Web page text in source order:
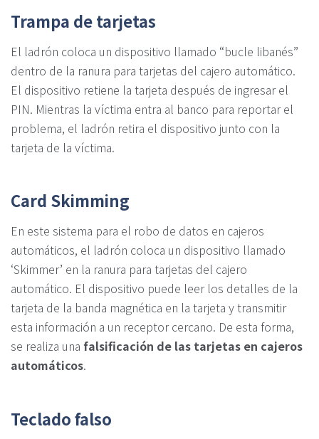
Trampa de tarjetas
El ladrón coloca un dispositivo llamado “bucle libanés”
dentro de la ranura para tarjetas del cajero automático.
El dispositivo retiene la tarjeta después de ingresar el
PIN. Mientras la víctima entra al banco para reportar el
problema, el ladrón retira el dispositivo junto con la
tarjeta de la víctima.
Card Skimming
En este sistema para el robo de datos en cajeros
automáticos, el ladrón coloca un dispositivo llamado
‘Skimmer’ en la ranura para tarjetas del cajero
automático. El dispositivo puede leer los detalles de la
tarjeta de la banda magnética en la tarjeta y transmitir
esta información a un receptor cercano. De esta forma,
se realiza una falsificación de las tarjetas en cajeros
automáticos.
Teclado falso